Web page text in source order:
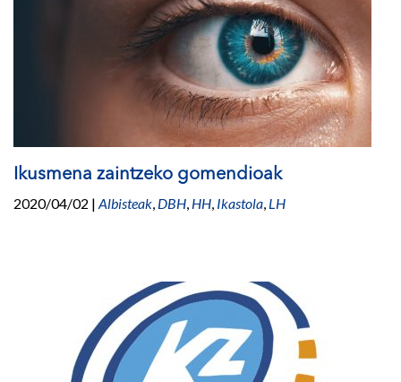
Ikusmena zaintzeko gomendioak
2020/04/02 | Albisteak, DBH, HH, Ikastola, LH